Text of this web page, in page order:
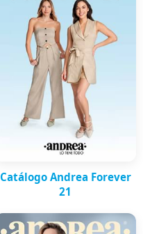
Catálogo Andrea Forever
21